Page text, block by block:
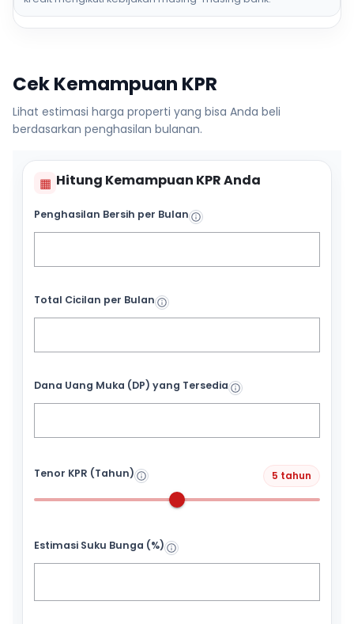
Cek Kemampuan KPR
Lihat estimasi harga properti yang bisa Anda beli
berdasarkan penghasilan bulanan.
▦ Hitung Kemampuan KPR Anda
Penghasilan Bersih per Bulan
Total Cicilan per Bulan
Dana Uang Muka (DP) yang Tersedia
Tenor KPR (Tahun) 5 tahun
Estimasi Suku Bunga (%)